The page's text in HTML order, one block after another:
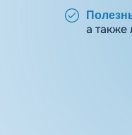
а также